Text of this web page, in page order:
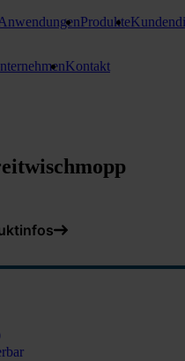
AnwendungenProdukte
Kontakt